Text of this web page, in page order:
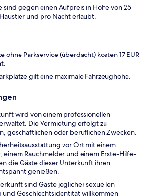
sind gegen einen Aufpreis in Höhe von 25
und pro Nacht erlaubt.
ohne Parkservice (überdacht) kosten 17 EUR
gilt eine maximale Fahrzeughöhe.
wird von einem professionellen
Die Vermietung erfolgt zu
geschäftlichen oder beruflichen Zwecken.
vor Ort mit einem
einem Rauchmelder und einem Erste-Hilfe-
die Gäste dieser Unterkunft ihren
genießen.
sind Gäste jeglicher sexuellen
Geschlechtsidentität willkommen